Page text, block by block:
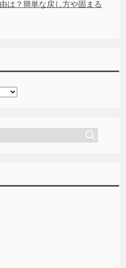
は？簡単な戻し方や固まる